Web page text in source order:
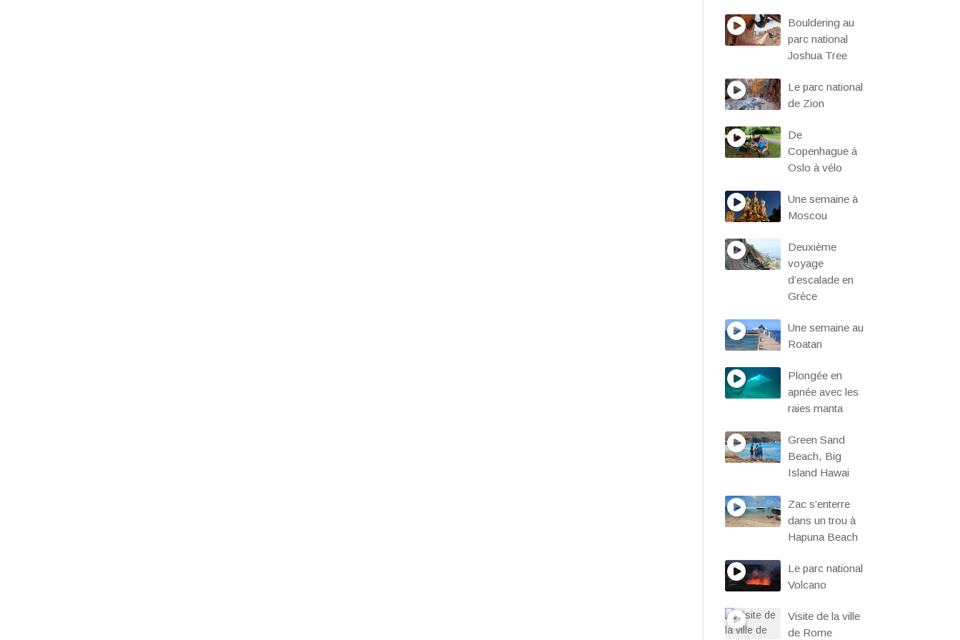
Bouldering au
parc national
Joshua Tree
Le parc national
de Zion
De
Copenhague à
Oslo à vélo
Une semaine à
Moscou
Deuxième
voyage
d’escalade en
Grèce
Une semaine au
Roatan
Plongée en
apnée avec les
raies manta
Green Sand
Beach, Big
Island Hawai
Zac s’enterre
dans un trou à
Hapuna Beach
Le parc national
Volcano
Visite de la ville
de Rome